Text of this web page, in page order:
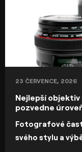
23 ČERVENCE, 2026
Nejlepší
pozvedne
Fotografové
svého stylu a